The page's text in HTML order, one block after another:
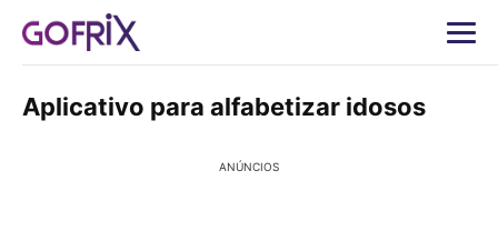
Aplicativo para alfabetizar idosos
ANÚNCIOS